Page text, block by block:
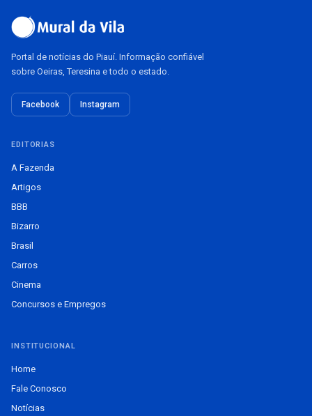
Portal de notícias do Piauí. Informação confiável
sobre Oeiras, Teresina e todo o estado.
Facebook Instagram
EDITORIAS
A Fazenda
Artigos
BBB
Bizarro
Brasil
Carros
Cinema
Concursos e Empregos
INSTITUCIONAL
Home
Fale Conosco
Notícias